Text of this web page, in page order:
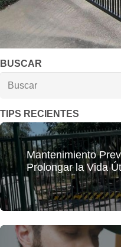
BUSCAR
TIPS RECIENTES
Mantenimiento
Prolongar la Vida